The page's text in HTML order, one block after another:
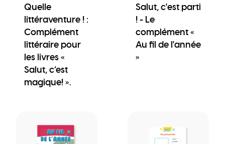
Quelle
littéraventure ! :
Complément
littéraire pour
les livres «
Salut, c’est
magique! ».
Salut, c'est parti
! - Le
complément «
Au fil de l'année
»